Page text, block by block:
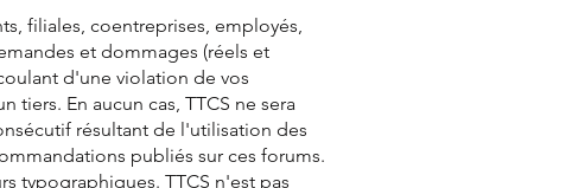
filiales, coentreprises, employés,
et dommages (réels et
d'une violation de vos
En aucun cas, TTCS ne sera
résultant de l'utilisation des
publiés sur ces forums.
typographiques. TTCS n'est pas